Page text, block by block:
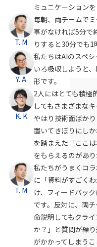
ミュニケーション
T. M
毎朝、両チームで
事がなければ5分で
りすると30分でも1
Y. A
私たちはAIのスペ
いろ吸収しようと
形です。
K. K
2人にはとても積極
してもさまざまな
やはり技術面ばか
置いてきぼりにし
を踏まえた「ここ
をもらえるのがあり
T. M
私たちがうまくコ
に「資料がすごく
け、フィードバッ
です。反対に、両
命説明してもクラ
か？」と質問が繰
がかかってしまうこ